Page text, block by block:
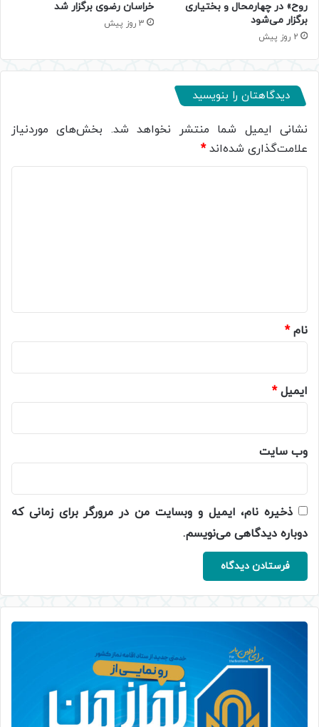
روح» در چهارمحال و بختیاری
برگزار می‌شود
2 روز پیش
خراسان رضوی برگزار شد
3 روز پیش
دیدگاهتان را بنویسید
نشانی ایمیل شما منتشر نخواهد شد. بخش‌های موردنیاز
علامت‌گذاری شده‌اند*
نام*
ایمیل*
وب‌ سایت
ذخیره نام، ایمیل و وبسایت من در مرورگر برای زمانی که
دوباره دیدگاهی می‌نویسم.